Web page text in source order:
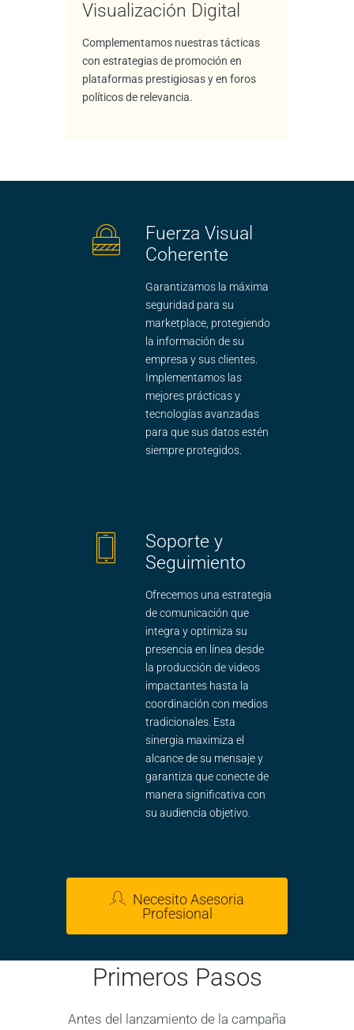
Visualización Digital
Complementamos nuestras tácticas
con estrategias de promoción en
plataformas prestigiosas y en foros
políticos de relevancia.
Fuerza Visual
Coherente
Garantizamos la máxima
seguridad para su
marketplace, protegiendo
la información de su
empresa y sus clientes.
Implementamos las
mejores prácticas y
tecnologías avanzadas
para que sus datos estén
siempre protegidos.
Soporte y
Seguimiento
Ofrecemos una estrategia
de comunicación que
integra y optimiza su
presencia en línea desde
la producción de videos
impactantes hasta la
coordinación con medios
tradicionales. Esta
sinergia maximiza el
alcance de su mensaje y
garantiza que conecte de
manera significativa con
su audiencia objetivo.
Necesito Asesoria
Profesional
Primeros Pasos
Antes del lanzamiento de la campaña